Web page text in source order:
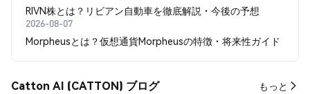
RIVN株とは？リビアン自動車を徹底解説・今後の予想
2026-08-07
Morpheusとは？仮想通貨Morpheusの特徴・将来性ガイド
Catton AI (CATTON) ブログ もっと